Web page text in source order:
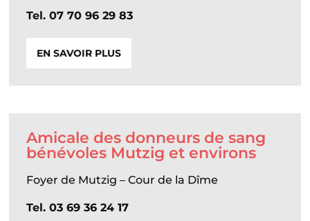
Tel. 07 70 96 29 83
EN SAVOIR PLUS
Amicale des donneurs de sang
bénévoles Mutzig et environs
Foyer de Mutzig – Cour de la Dîme
Tel. 03 69 36 24 17